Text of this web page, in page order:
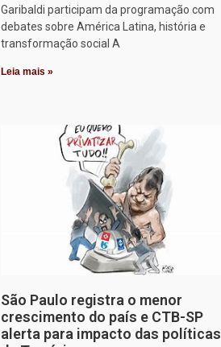
Garibaldi participam da programação com
debates sobre América Latina, história e
transformação social A
Leia mais »
São Paulo registra o menor
crescimento do país e CTB-SP
alerta para impacto das políticas